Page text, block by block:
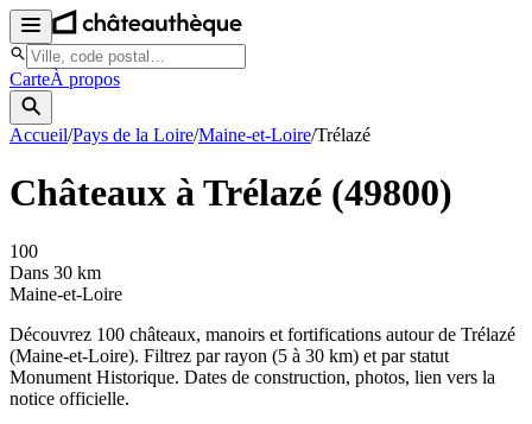
CarteÀ propos
Accueil/Pays de la Loire/Maine-et-Loire/Trélazé
Châteaux àTrélazé (49800)
100
Dans 30 km
Maine-et-Loire
Découvrez 100 châteaux, manoirs et fortifications autour de Trélazé
(Maine-et-Loire). Filtrez par rayon (5 à 30 km) et par statut
Monument Historique. Dates de construction, photos, lien vers la
notice officielle.